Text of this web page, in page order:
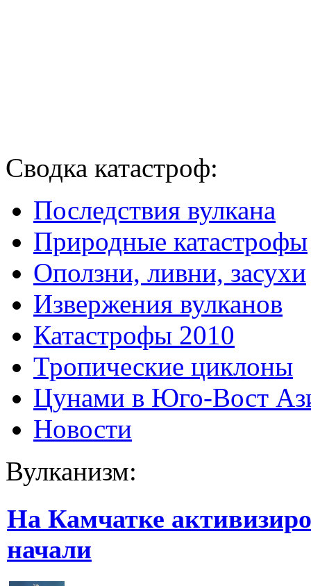
Сводка катастроф:
Последствия вулкана
Природные катастрофы
Оползни, ливни, засухи
Извержения вулканов
Катастрофы 2010
Тропические циклоны
Цунами в Юго-Вост
Новости
Вулканизм:
На Камчатке
начали